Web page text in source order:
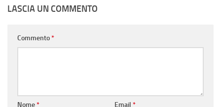
LASCIA UN COMMENTO
Commento*
Nome* Email *